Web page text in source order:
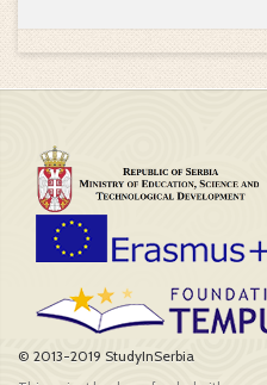
© 2013-2019 StudyInSerbia